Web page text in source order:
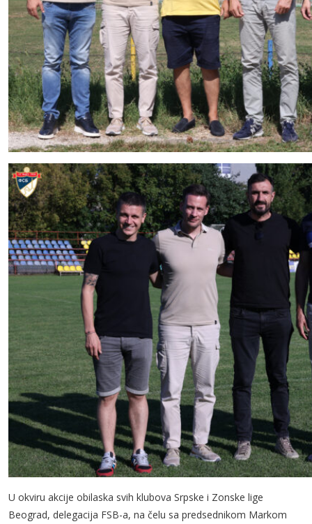
U okviru akcije obilaska svih klubova Srpske i Zonske lige
Beograd, delegacija FSB-a, na čelu sa predsednikom Markom